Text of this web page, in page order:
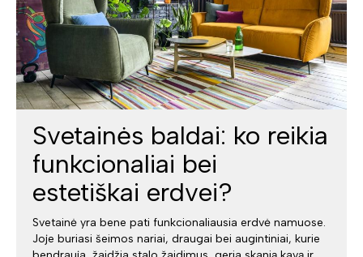
Svetainės baldai: ko reikia
funkcionaliai bei
estetiškai erdvei?
Svetainė yra bene pati funkcionaliausia erdvė namuose.
Joje buriasi šeimos nariai, draugai bei augintiniai, kurie